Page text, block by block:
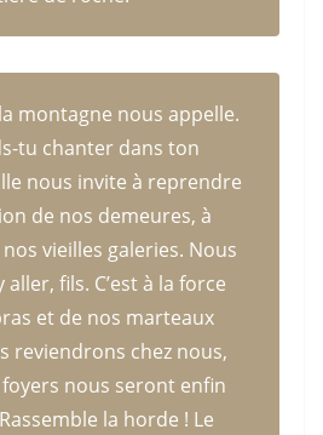
montagne nous appelle.
tu chanter dans ton
nous invite à reprendre
de nos demeures, à
vieilles galeries. Nous
aller, fils. C’est à la force
et de nos marteaux
reviendrons chez nous,
nous seront enfin
la horde ! Le